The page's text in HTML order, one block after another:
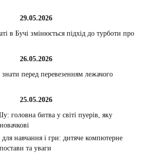
29.05.2026
в Бучі змінюється підхід до турботи про
26.05.2026
перед перевезенням лежачого
25.05.2026
головна битва у світі пуерів, яку
для навчання і гри: дитяче компютерне
та уваги